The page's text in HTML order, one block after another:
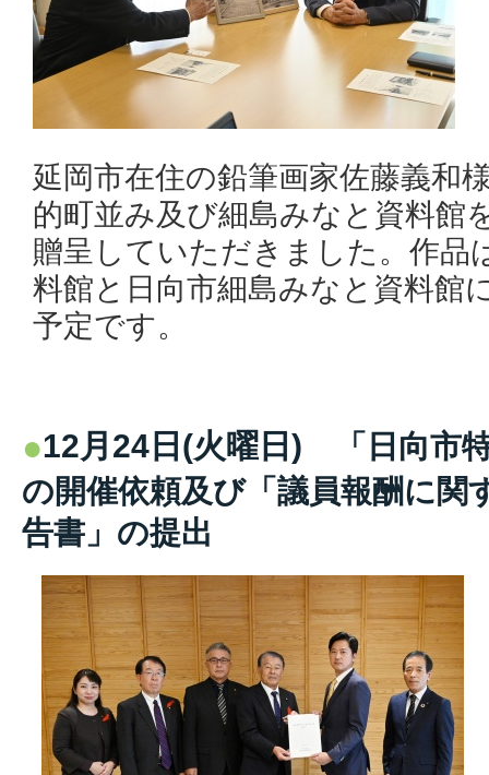
延岡市在住の鉛筆画家佐藤義和
的町並み及び細島みなと資料館
贈呈していただきました。作品
料館と日向市細島みなと資料館
予定です。
12月24日(火曜日)
「日向市
の開催依頼及び「議員報酬に関
告書」の提出